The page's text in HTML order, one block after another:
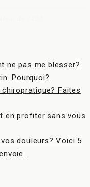
ne pas me blesser?
Pourquoi?
Faites
en profiter sans vous
douleurs? Voici 5